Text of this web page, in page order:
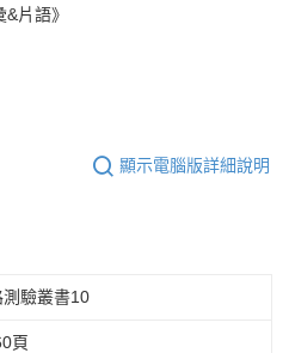
片語》
顯示電腦版詳細說明
驗叢書10
頁